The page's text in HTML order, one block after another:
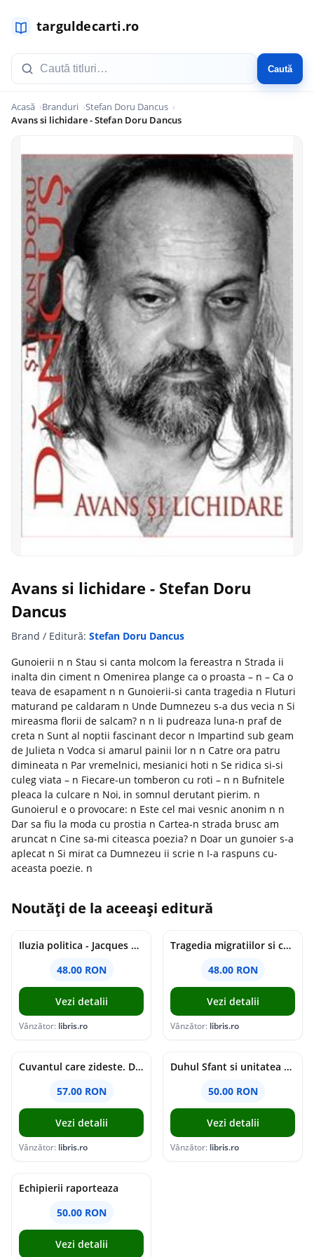
Caută
Acasă Branduri Stefan Doru Dancus
Avans si lichidare - Stefan Doru Dancus
Avans si lichidare - Stefan Doru
Dancus
Brand / Editură: Stefan Doru Dancus
Gunoierii n n Stau si canta molcom la fereastra n Strada ii
inalta din ciment n Omenirea plange ca o proasta – n – Ca o
teava de esapament n n Gunoierii-si canta tragedia n Fluturi
maturand pe caldaram n Unde Dumnezeu s-a dus vecia n Si
mireasma florii de salcam? n n Ii pudreaza luna-n praf de
creta n Sunt al noptii fascinant decor n Impartind sub geam
de Julieta n Vodca si amarul painii lor n n Catre ora patru
dimineata n Par vremelnici, mesianici hoti n Se ridica si-si
culeg viata – n Fiecare-un tomberon cu roti – n n Bufnitele
pleaca la culcare n Noi, in somnul derutant pierim. n
Gunoierul e o provocare: n Este cel mai vesnic anonim n n
Dar sa fiu la moda cu prostia n Cartea-n strada brusc am
aruncat n Cine sa-mi citeasca poezia? n Doar un gunoier s-a
aplecat n Si mirat ca Dumnezeu ii scrie n I-a raspuns cu-
aceasta poezie. n
Noutăți de la aceeași editură
Iluzia politica - Jacques Ellul
48.00 RON
Vezi detalii
Vânzător: libris.ro
Tragedia migratiilor si caderea imperiilor. Sfantul Augustin si noi - Chantal Delsol
48.00 RON
Vezi detalii
Vânzător: libris.ro
Cuvantul care zideste. Dialoguri - Vartan Arachelian
57.00 RON
Vezi detalii
Vânzător: libris.ro
Duhul Sfant si unitatea Bisericii. Jurnal de Conciliu - Andre Scrima
50.00 RON
Vezi detalii
Vânzător: libris.ro
Echipierii raporteaza
50.00 RON
Vezi detalii